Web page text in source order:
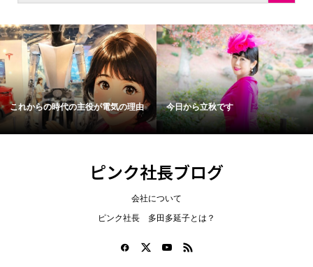
これからの時代の主役が電気の理由 今日から立秋です
ピンク社長ブログ
会社について
ピンク社長 多田多延子とは？